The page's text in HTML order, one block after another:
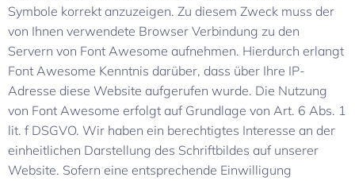
Symbole korrekt anzuzeigen. Zu diesem Zweck muss der
von Ihnen verwendete Browser Verbindung zu den
Servern von Font Awesome aufnehmen. Hierdurch erlangt
Font Awesome Kenntnis darüber, dass über Ihre IP-
Adresse diese Website aufgerufen wurde. Die Nutzung
von Font Awesome erfolgt auf Grundlage von Art. 6 Abs. 1
lit. f DSGVO. Wir haben ein berechtigtes Interesse an der
einheitlichen Darstellung des Schriftbildes auf unserer
Website. Sofern eine entsprechende Einwilligung